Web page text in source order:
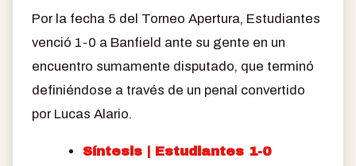
Por la fecha 5 del Torneo Apertura, Estudiantes
venció 1-0 a Banfield ante su gente en un
encuentro sumamente disputado, que terminó
definiéndose a través de un penal convertido
por Lucas Alario.
Síntesis | Estudiantes 1-0